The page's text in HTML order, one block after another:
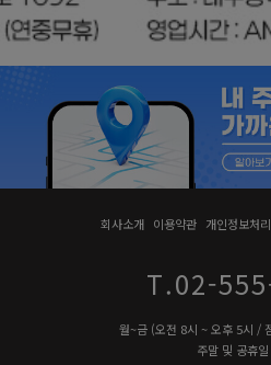
회사소개 이용약관 개인정보처
T.02-
월~금 (오전 8시 ~ 오후 5시 /
주말 및 공휴